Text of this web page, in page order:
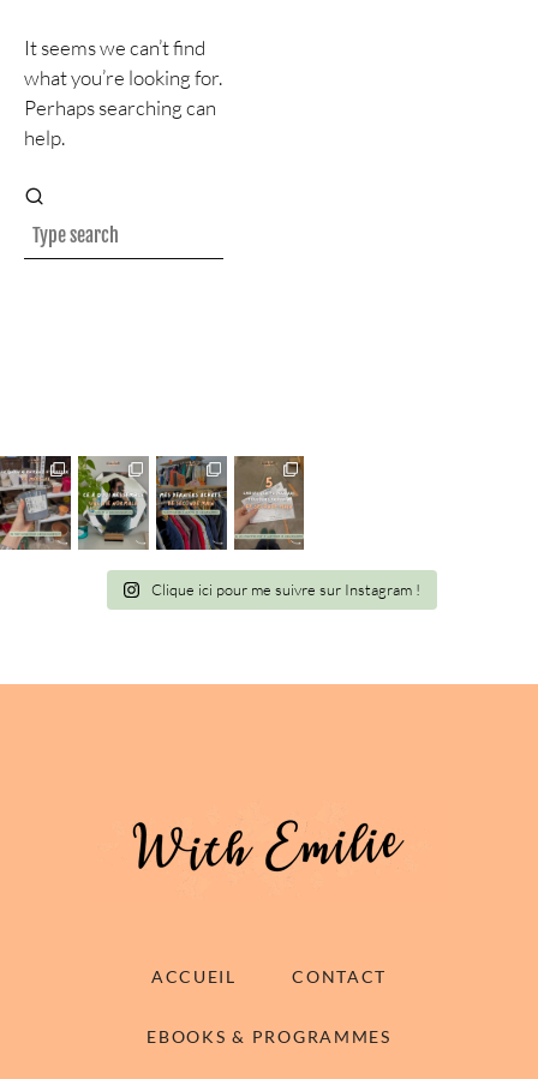
It seems we can’t find
what you’re looking for.
Perhaps searching can
help.
Clique ici pour me suivre sur Instagram !
ACCUEIL CONTACT
EBOOKS & PROGRAMMES